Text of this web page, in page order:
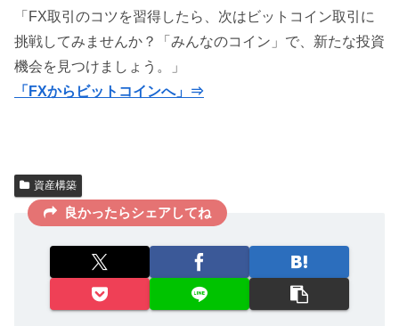
「FX取引のコツを習得したら、次はビットコイン取引に
挑戦してみませんか？「みんなのコイン」で、新たな投資
機会を見つけましょう。」
「FXからビットコインへ」⇒
資産構築
良かったらシェアしてね